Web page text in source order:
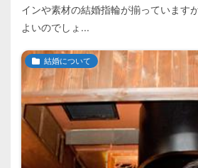
インや素材の結婚指輪が揃っています
よいのでしょ...
結婚について